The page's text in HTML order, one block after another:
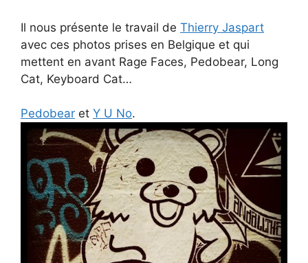
Il nous présente le travail de Thierry Jaspart
avec ces photos prises en Belgique et qui
mettent en avant Rage Faces, Pedobear, Long
Cat, Keyboard Cat…
Pedobear et Y U No.